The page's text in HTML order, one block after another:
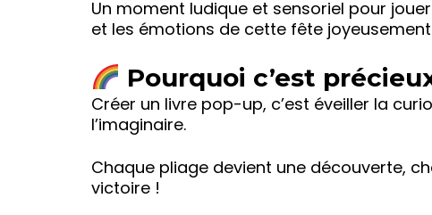
Un moment ludique et sensoriel pour
et les émotions de cette fête
Pourquoi c’est
Créer un livre pop-up, c’est éveiller la
l’imaginaire.
Chaque pliage devient une découverte,
victoire !